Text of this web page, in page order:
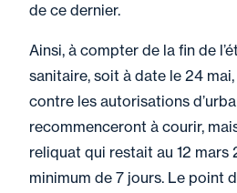
de ce dernier.
Ainsi, à compter de la fin de
sanitaire, soit à date le 24
contre les autorisations
recommenceront à courir,
reliquat qui restait au 12 mars
minimum de 7 jours. Le point